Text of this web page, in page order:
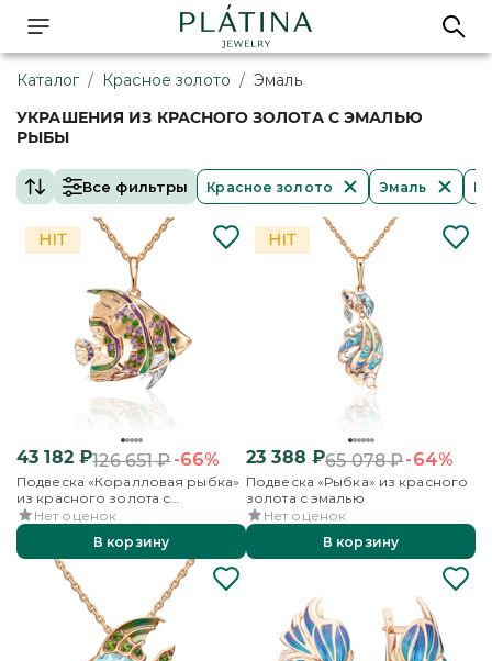
Каталог / Красное золото / Эмаль
УКРАШЕНИЯ ИЗ КРАСНОГО ЗОЛОТА С ЭМАЛЬЮ
РЫБЫ
Все фильтры Красное золото Эмаль
43 182₽126 651₽-66%
Подвеска «Коралловая рыбка»
из красного золота с
аметистами, хромдиопсидами и
эмалью
Нет оценок
В корзину
23 388 ₽65 078₽-64%
Подвеска «Рыбка» из красного
золота с эмалью
Нет оценок
В корзину